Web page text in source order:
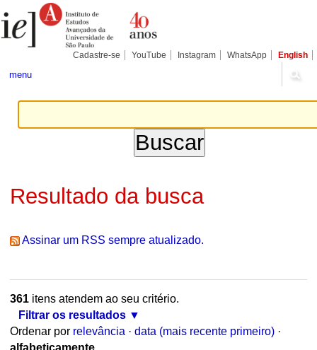
para
conteúdo.
Pessoais
Cadastre-se YouTube Instagram WhatsApp English
menu
Resultado da busca
Assinar um RSS sempre atualizado.
361itens atendem ao seu critério.
Filtrar os resultados
Ordenar por relevância · data (mais recente primeiro) ·